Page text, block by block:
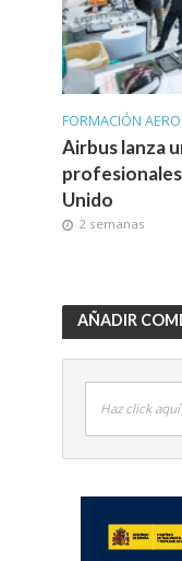
FORMACIÓN
Airbus lanza
Unido
2 semanas
AÑADIR
Haz click